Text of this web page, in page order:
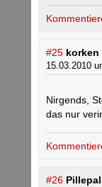
#25 korken
15.03.2010
Nirgends,
das nur
#26